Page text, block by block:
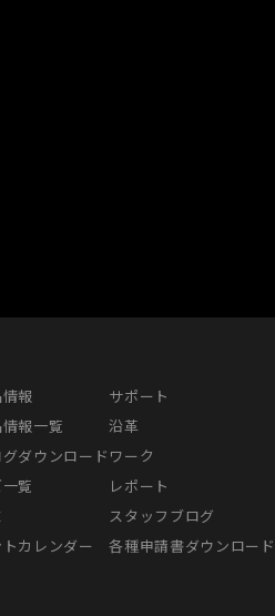
報
報一覧
ダウンロード
覧
カレンダー
サポート
沿革
ワーク
レポート
スタッフブログ
各種申請書ダウンロード